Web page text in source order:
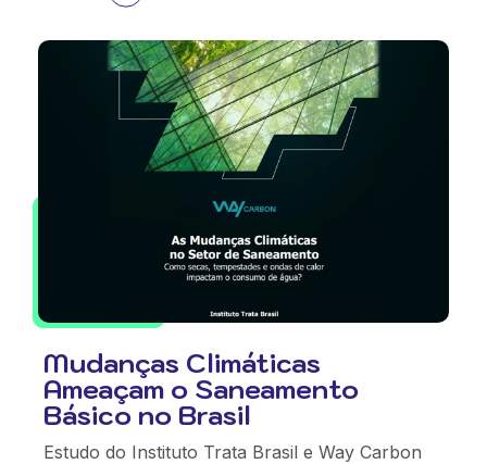
Mudanças Climáticas
Ameaçam o Saneamento
Básico no Brasil
Estudo do Instituto Trata Brasil e Way Carbon